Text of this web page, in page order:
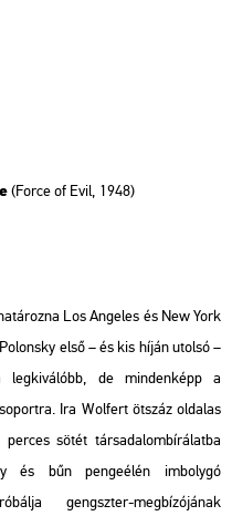
(Force of Evil, 1948)
Los Angeles és New York
első – és kis híján utolsó –
de mindenképp a
Ira Wolfert ötszáz oldalas
sötét társadalombírálatba
és bűn pengeélén imbolygó
gengszter-megbízójának